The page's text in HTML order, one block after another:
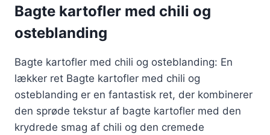
Bagte kartofler med chili og
osteblanding
Bagte kartofler med chili og osteblanding: En
lækker ret Bagte kartofler med chili og
osteblanding er en fantastisk ret, der kombinerer
den sprøde tekstur af bagte kartofler med den
krydrede smag af chili og den cremede